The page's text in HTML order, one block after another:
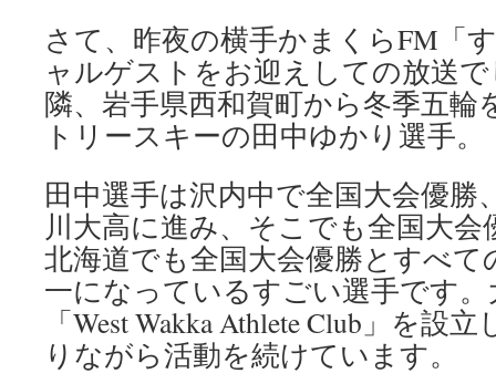
さて、昨夜の横手かまくらFM「
ャルゲストをお迎えしての放送
隣、岩手県西和賀町から冬季五輪
トリースキーの田中ゆかり選手。
田中選手は沢内中で全国大会優勝
川大高に進み、そこでも全国大
北海道でも全国大会優勝とすべ
一になっているすごい選手です
「West Wakka Athlete Club」を設
りながら活動を続けています。